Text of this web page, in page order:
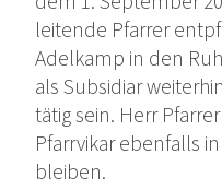
leitende Pfarrer
Adelkamp in den
als Subsidiar
tätig sein. Herr
Pfarrvikar ebenfalls
bleiben.